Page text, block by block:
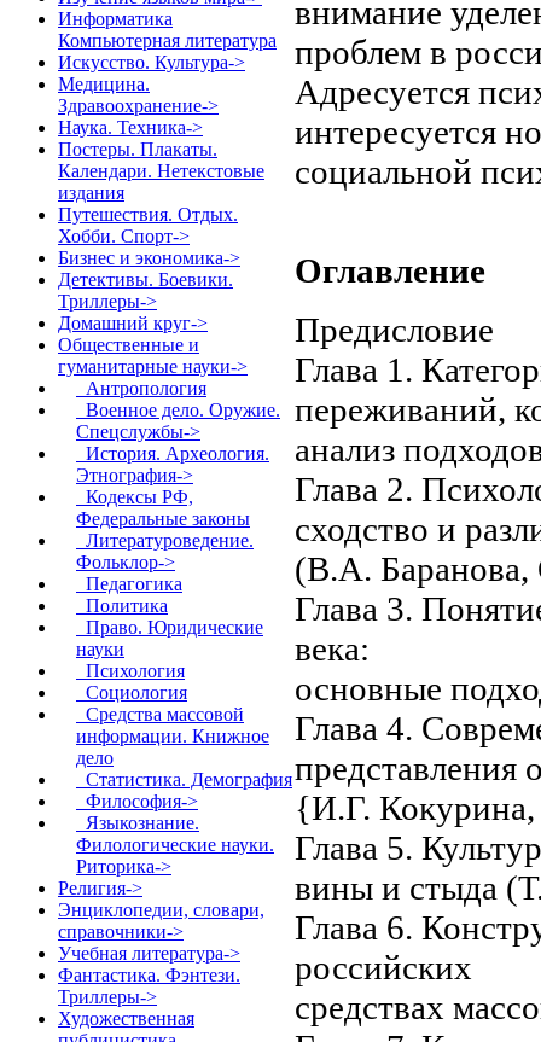
Информатика
Компьютерная литература
Искусство. Культура->
Медицина.
Здравоохранение->
Наука. Техника->
Постеры. Плакаты.
Календари. Нетекстовые
издания
Путешествия. Отдых.
Хобби. Спорт->
Бизнес и экономика->
Детективы. Боевики.
Триллеры->
Домашний круг->
Общественные и
гуманитарные науки->
Антропология
Военное дело. Оружие.
Спецслужбы->
История. Археология.
Этнография->
Кодексы РФ,
Федеральные законы
Литературоведение.
Фольклор->
Педагогика
Политика
Право. Юридические
науки
Психология
Социология
Средства массовой
информации. Книжное
дело
Статистика. Демография
Философия->
Языкознание.
Филологические науки.
Риторика->
Религия->
Энциклопедии, словари,
справочники->
Учебная литература->
Фантастика. Фэнтези.
Триллеры->
Художественная
внимание
проблем в
Адресуется
интересуется
социальной
Оглавление
Глава 1.
переживаний,
анализ
Глава 2.
сходство и
(В.А.
Глава 3.
века:
основные
Глава 4.
представления
{И.Г.
Глава 5.
вины и стыда
Глава 6.
российских
средствах